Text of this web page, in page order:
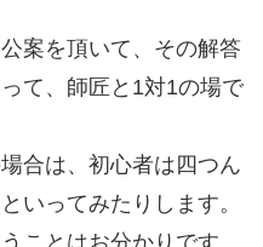
案を頂いて、その解答
て、師匠と1対1の場で
合は、初心者は四つん
いってみたりします。
ことはお分かりです